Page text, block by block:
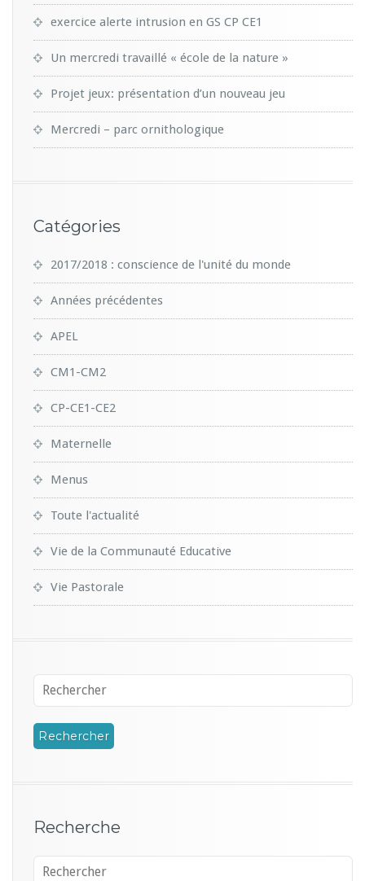
exercice alerte intrusion en GS CP CE1
Un mercredi travaillé « école de la nature »
Projet jeux: présentation d’un nouveau jeu
Mercredi – parc ornithologique
Catégories
2017/2018 : conscience de l'unité du monde
Années précédentes
APEL
CM1-CM2
CP-CE1-CE2
Maternelle
Menus
Toute l'actualité
Vie de la Communauté Educative
Vie Pastorale
Recherche